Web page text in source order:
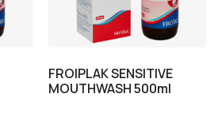
FROIPLAK SENSITIVE
MOUTHWASH 500ml